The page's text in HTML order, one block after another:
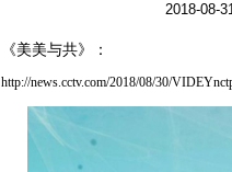
2018-08-
《美美与共》：
http://news.cctv.com/2018/08/30/